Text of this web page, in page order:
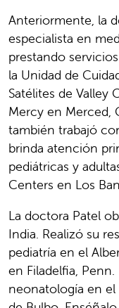
Anteriormente, la
especialista en
prestando
la Unidad de
Satélites de Valley
Mercy en Merced,
también trabajó
brinda atención
pediátricas y
Centers en Los
La doctora Patel
India. Realizó su
pediatría en el
en Filadelfia,
neonatología en